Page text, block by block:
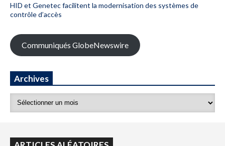
HID et Genetec facilitent la modernisation des systèmes de
contrôle d’accès
Communiqués GlobeNewswire
Archives